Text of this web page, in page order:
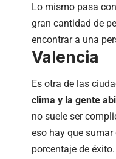
Lo mismo pasa
gran cantidad de
encontrar a una
Valencia
Es otra de las
clima y la gente
no suele ser
eso hay que
porcentaje de éxito.